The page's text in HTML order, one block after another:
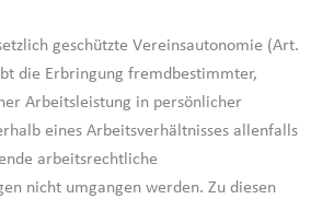
geschützte Vereinsautonomie (Art.
die Erbringung fremdbestimmter,
Arbeitsleistung in persönlicher
eines Arbeitsverhältnisses allenfalls
arbeitsrechtliche
nicht umgangen werden. Zu diesen